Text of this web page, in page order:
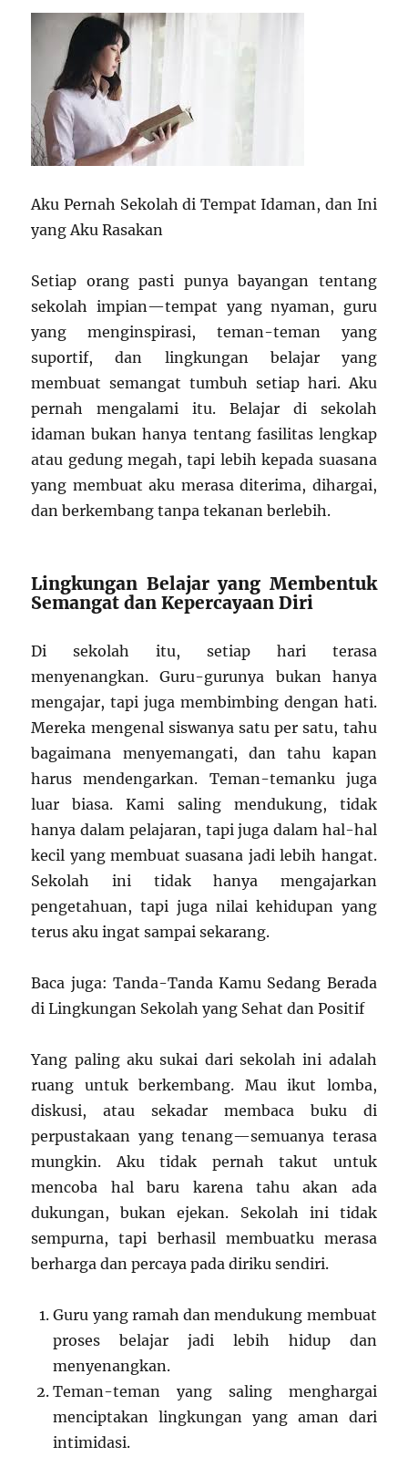
Aku Pernah Sekolah di Tempat Idaman, dan Ini
yang Aku Rasakan
Setiap orang pasti punya bayangan tentang
sekolah impian—tempat yang nyaman, guru
yang menginspirasi, teman-teman yang
suportif, dan lingkungan belajar yang
membuat semangat tumbuh setiap hari. Aku
pernah mengalami itu. Belajar di sekolah
idaman bukan hanya tentang fasilitas lengkap
atau gedung megah, tapi lebih kepada suasana
yang membuat aku merasa diterima, dihargai,
dan berkembang tanpa tekanan berlebih.
Lingkungan Belajar yang Membentuk
Semangat dan Kepercayaan Diri
Di sekolah itu, setiap hari terasa
menyenangkan. Guru-gurunya bukan hanya
mengajar, tapi juga membimbing dengan hati.
Mereka mengenal siswanya satu per satu, tahu
bagaimana menyemangati, dan tahu kapan
harus mendengarkan. Teman-temanku juga
luar biasa. Kami saling mendukung, tidak
hanya dalam pelajaran, tapi juga dalam hal-hal
kecil yang membuat suasana jadi lebih hangat.
Sekolah ini tidak hanya mengajarkan
pengetahuan, tapi juga nilai kehidupan yang
terus aku ingat sampai sekarang.
Baca juga: Tanda-Tanda Kamu Sedang Berada
di Lingkungan Sekolah yang Sehat dan Positif
Yang paling aku sukai dari sekolah ini adalah
ruang untuk berkembang. Mau ikut lomba,
diskusi, atau sekadar membaca buku di
perpustakaan yang tenang—semuanya terasa
mungkin. Aku tidak pernah takut untuk
mencoba hal baru karena tahu akan ada
dukungan, bukan ejekan. Sekolah ini tidak
sempurna, tapi berhasil membuatku merasa
berharga dan percaya pada diriku sendiri.
Guru yang ramah dan mendukung membuat
proses belajar jadi lebih hidup dan
menyenangkan.
Teman-teman yang saling menghargai
menciptakan lingkungan yang aman dari
intimidasi.